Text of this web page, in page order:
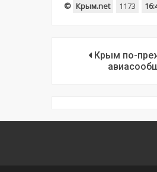
© Крым.net 1173
Крым по-